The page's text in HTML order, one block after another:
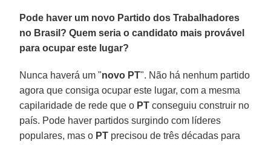
Pode haver um novo Partido dos Trabalhadores
no Brasil? Quem seria o candidato mais provável
para ocupar este lugar?
Nunca haverá um "novo PT". Não há nenhum partido
agora que consiga ocupar este lugar, com a mesma
capilaridade de rede que o PT conseguiu construir no
país. Pode haver partidos surgindo com líderes
populares, mas o PT precisou de três décadas para